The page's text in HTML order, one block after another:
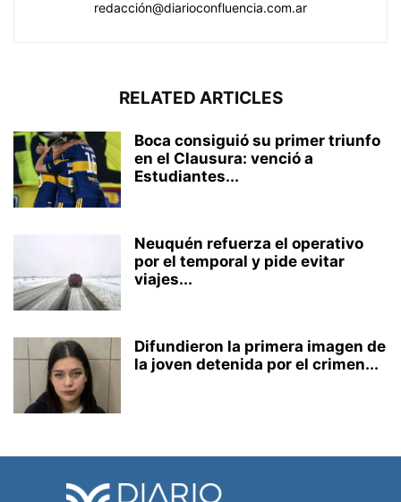
redacción@diarioconfluencia.com.ar
RELATED ARTICLES
Boca consiguió su primer triunfo
en el Clausura: venció a
Estudiantes...
Neuquén refuerza el operativo
por el temporal y pide evitar
viajes...
Difundieron la primera imagen de
la joven detenida por el crimen...